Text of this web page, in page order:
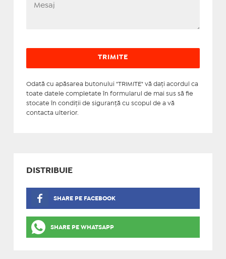
Odată cu apăsarea butonului "TRIMITE" vă daţi acordul ca
toate datele completate în formularul de mai sus să fie
stocate în condiţii de siguranţă cu scopul de a vă
contacta ulterior.
DISTRIBUIE
SHARE PE FACEBOOK
SHARE PE WHATSAPP